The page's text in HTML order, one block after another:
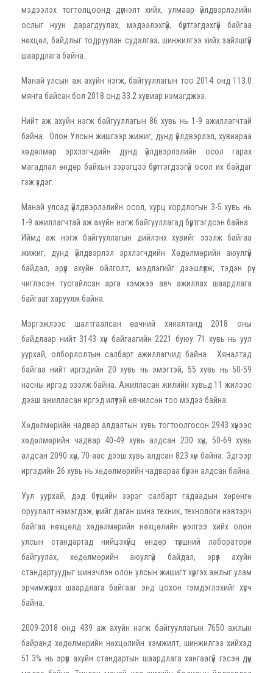
мэдээлэх тогтолцоонд дүгнэлт хийх, улмаар үйлдвэрлэлийн
ослыг нуун дарагдуулах, мэдээлэхгүй, бүртгэгдэхгүй байгаа
нөхцөл, байдлыг тодруулан судалгаа, шинжилгээ хийх зайлшгүй
шаардлага байна.
Манай улсын аж ахуйн нэгж, байгууллагын тоо 2014 онд 113.0
мянга байсан бол 2018 онд 33.2 хувиар нэмэгджээ.
Нийт аж ахуйн нэгж байгууллагын 86 хувь нь 1-9 ажиллагчтай
байна. Олон Улсын жишгээр жижиг, дунд үйлдвэрлэл, хувиараа
хөдөлмөр эрхлэгчдийн дунд үйлдвэрлэлийн осол гарах
магадлал өндөр байхын зэрэгцээ бүртгэгдээгүй осол их байдаг
гэж үздэг.
Манай улсад үйлдвэрлэлийн осол, хурц хордлогын 3-5 хувь нь
1-9 ажиллагчтай аж ахуйн нэгж байгууллагад бүртгэгдсэн байна.
Иймд аж нэгж байгууллагын дийлэнх хувийг эзэлж байгаа
жижиг, дунд үйлдвэрлэл эрхлэгчдийн Хөдөлмөрийн аюулгүй
байдал, эрүүл ахуйн ойлголт, мэдлэгийг дээшлүүлж, тэдэн рүү
чиглэсэн тусгайлсан арга хэмжээ авч ажиллах шаардлага
байгааг харуулж байна.
Мэргэжлээс шалтгаалсан өвчний хяналтанд 2018 оны
байдлаар нийт 3143 хүн байгаагийн 2221 буюу 71 хувь нь уул
уурхай, олборлолтын салбарт ажиллагчид байна. Хяналтад
байгаа нийт иргэдийн 20 хувь нь эмэгтэй, 55 хувь нь 50-59
насны иргэд эзэлж байна. Ажилласан жилийн хувьд 11 жилээс
дээш ажилласан иргэд илүүтэй өвчилсөн тоо мэдээ байна.
Хөдөлмөрийн чадвар алдалтын хувь тогтоолгосон 2943 хүнээс
хөдөлмөрийн чадвар 40-49 хувь алдсан 230 хүн, 50-69 хувь
алдсан 2090 хүн, 70-аас дээш хувь алдсан 823 хүн байна. Эдгээр
иргэдийн 26 хувь нь хөдөлмөрийн чадвараа бүрэн алдсан байна.
Уул уурхай, дэд бүтцийн зэрэг салбарт гадаадын хөрөнгө
оруулалт нэмэгдэж, үүнийг даган шинэ техник, технологи нэвтэрч
байгаа нөхцөлд хөдөлмөрийн нөхцөлийн үнэлгээ хийх олон
улсын стандартад нийцэхүйц өндөр түвшний лаборатори
байгуулах, хөдөлмөрийн аюулгүй байдал, эрүүл ахуйн
стандартуудыг шинэчлэн олон улсын жишигт хүргэх ажлыг улам
эрчимжүүлэх шаардлага байгааг энд цохон тэмдэглэхийг хүсч
байна.
2009-2018 онд 439 аж ахуйн нэгж байгууллагын 7650 ажлын
байранд хөдөлмөрийн нөхцөлийн хэмжилт, шинжилгээ хийхэд
51.3% нь эрүүл ахуйн стандартын шаардлага хангаагүй гэсэн дүн